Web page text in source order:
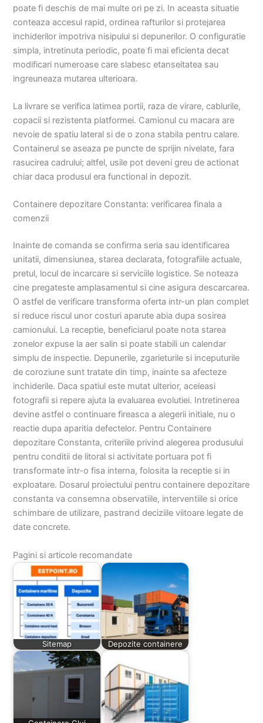
poate fi deschis de mai multe ori pe zi. In aceasta situatie
conteaza accesul rapid, ordinea rafturilor si protejarea
inchiderilor impotriva nisipului si depunerilor. O configuratie
simpla, intretinuta periodic, poate fi mai eficienta decat
modificari numeroase care slabesc etanseitatea sau
ingreuneaza mutarea ulterioara.
La livrare se verifica latimea portii, raza de virare, cablurile,
copacii si rezistenta platformei. Camionul cu macara are
nevoie de spatiu lateral si de o zona stabila pentru calare.
Containerul se aseaza pe puncte de sprijin nivelate, fara
rasucirea cadrului; altfel, usile pot deveni greu de actionat
chiar daca produsul era functional in depozit.
Containere depozitare Constanta: verificarea finala a
comenzii
Inainte de comanda se confirma seria sau identificarea
unitatii, dimensiunea, starea declarata, fotografiile actuale,
pretul, locul de incarcare si serviciile logistice. Se noteaza
cine pregateste amplasamentul si cine asigura descarcarea.
O astfel de verificare transforma oferta intr-un plan complet
si reduce riscul unor costuri aparute abia dupa sosirea
camionului. La receptie, beneficiarul poate nota starea
zonelor expuse la aer salin si poate stabili un calendar
simplu de inspectie. Depunerile, zgarieturile si inceputurile
de coroziune sunt tratate din timp, inainte sa afecteze
inchiderile. Daca spatiul este mutat ulterior, aceleasi
fotografii si repere ajuta la evaluarea evolutiei. Intretinerea
devine astfel o continuare fireasca a alegerii initiale, nu o
reactie dupa aparitia defectelor. Pentru Containere
depozitare Constanta, criteriile privind alegerea produsului
pentru conditii de litoral si activitate portuara pot fi
transformate intr-o fisa interna, folosita la receptie si in
exploatare. Dosarul proiectului pentru containere depozitare
constanta va consemna observatiile, interventiile si orice
schimbare de utilizare, pastrand deciziile viitoare legate de
date concrete.
Pagini si articole recomandate
Sitemap Depozite containere